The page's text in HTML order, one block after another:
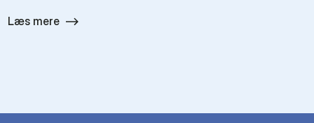
Læs mere